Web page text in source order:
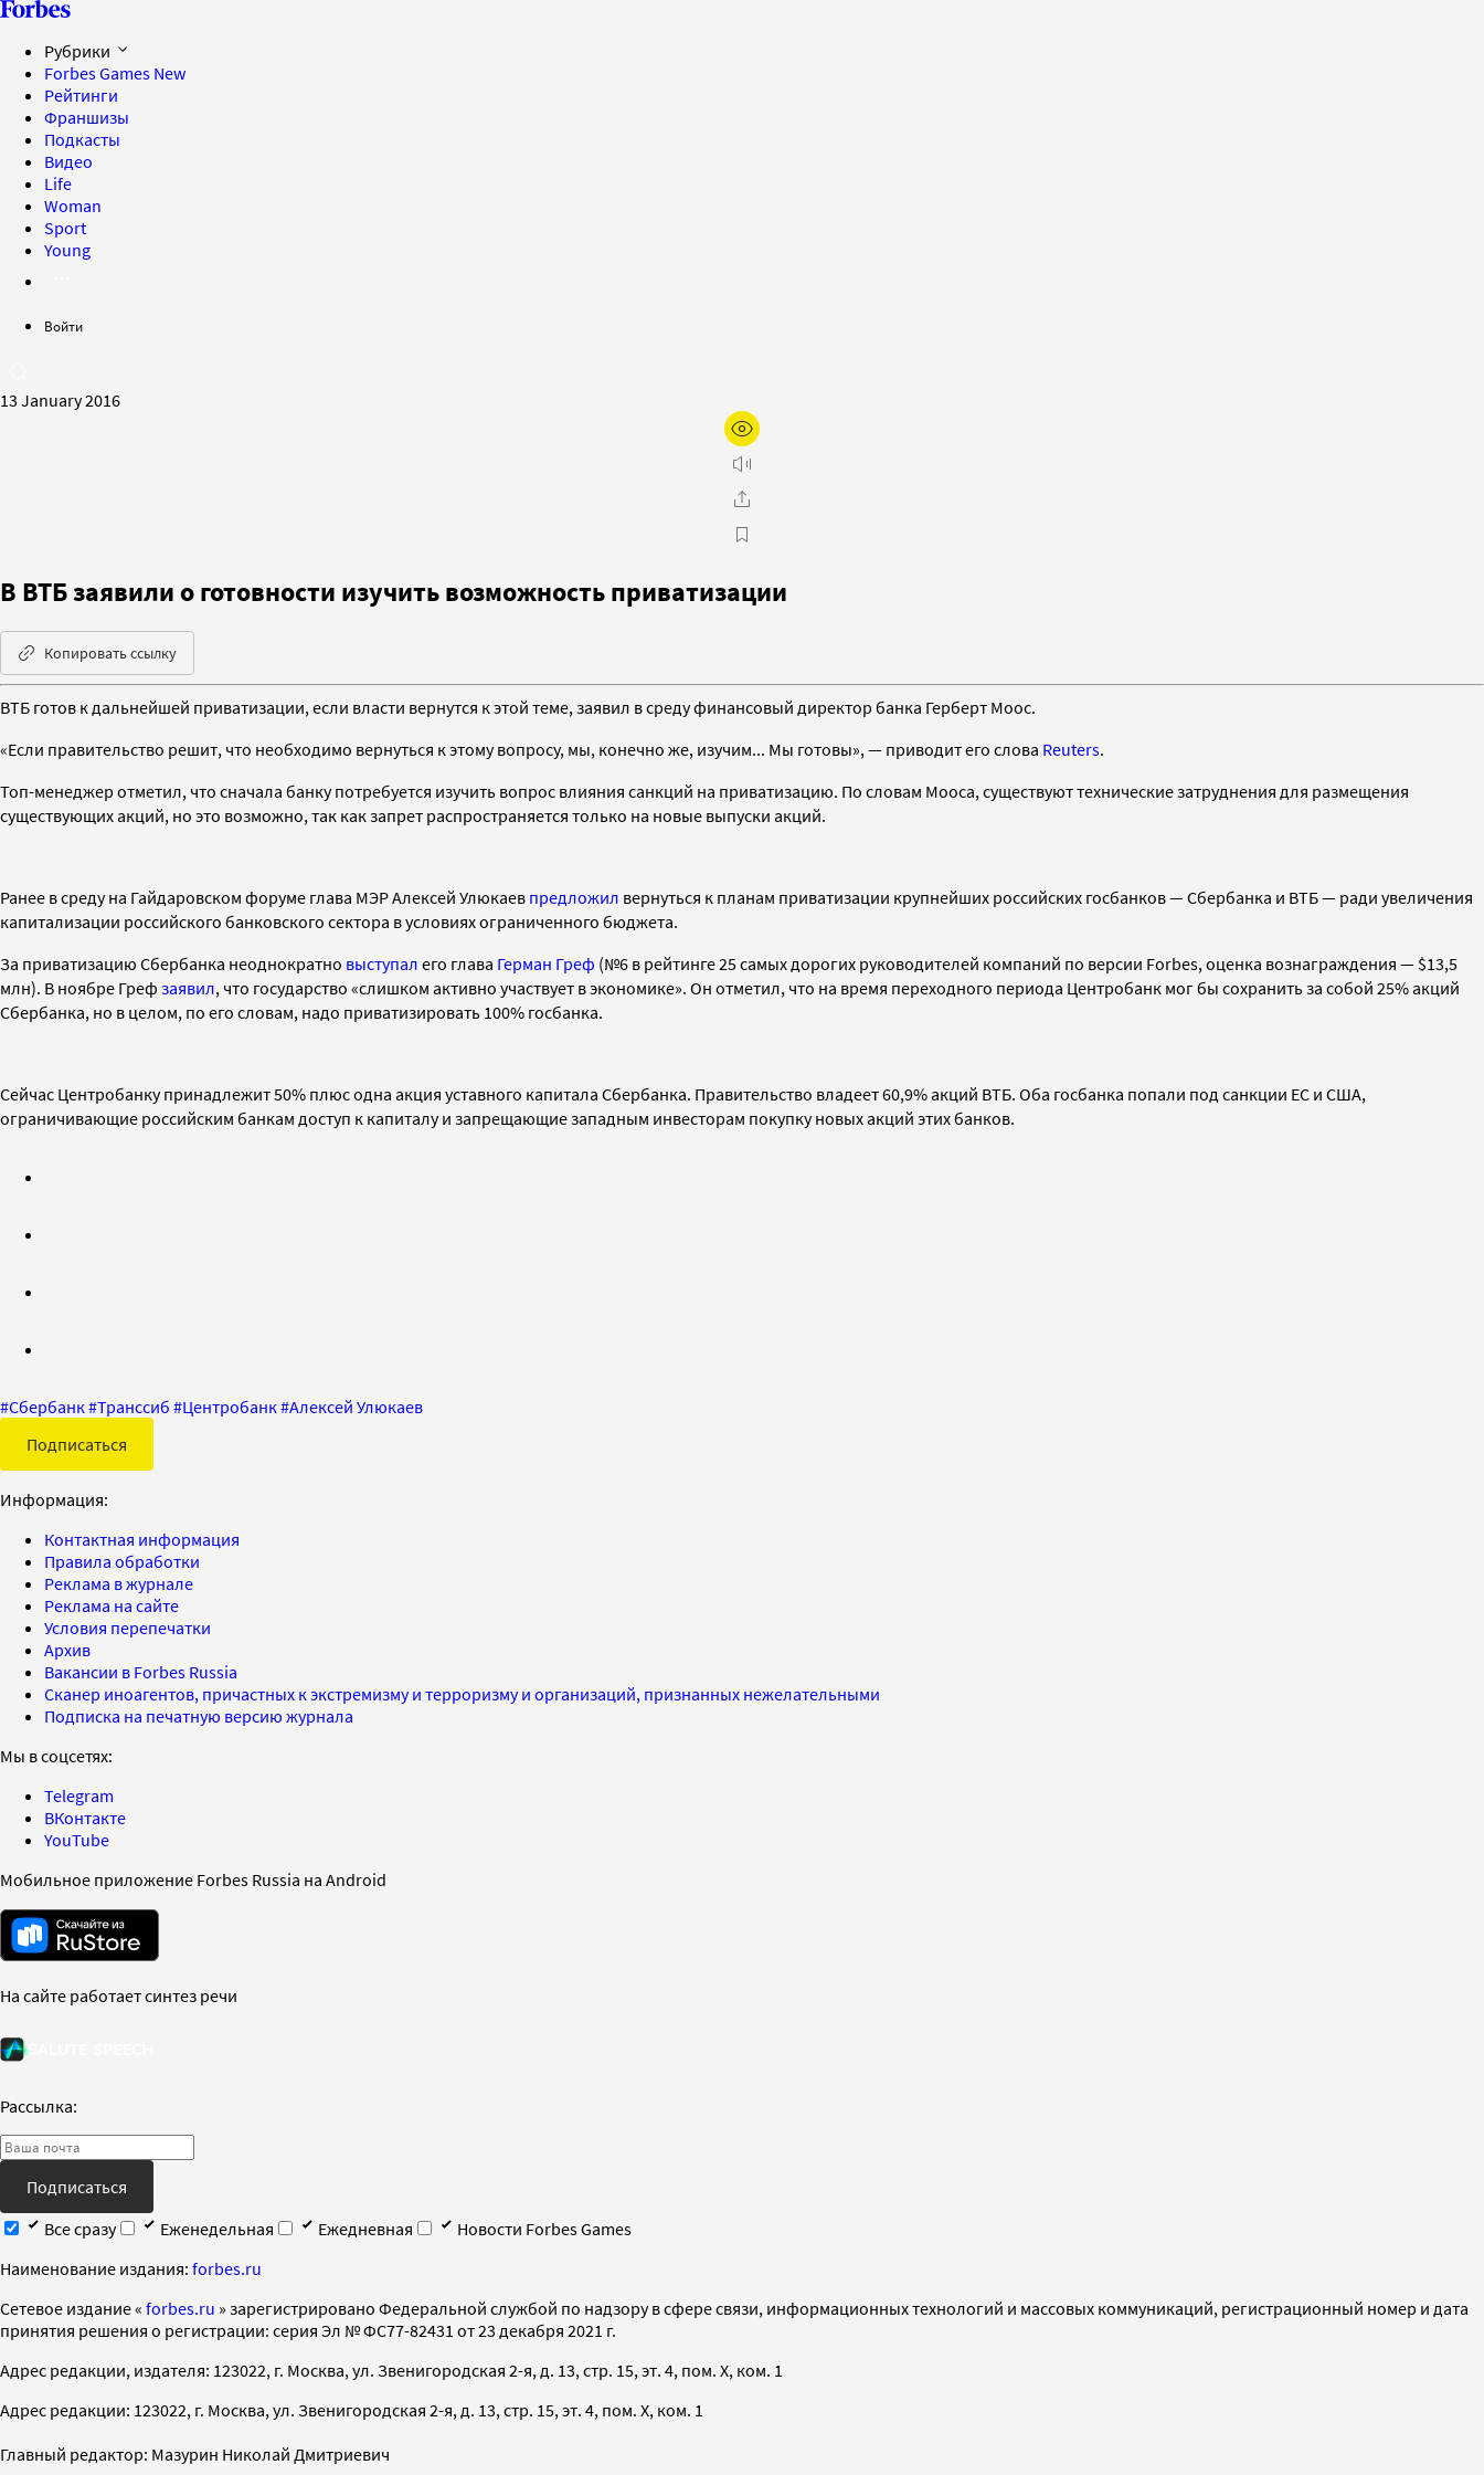
Рубрики
Forbes Games New
Рейтинги
Франшизы
Подкасты
Видео
Life
Woman
Sport
Young
Войти
13 January 2016
В ВТБ заявили о готовности изучить возможность приватизации
Копировать ссылку
ВТБ готов к дальнейшей приватизации, если власти вернутся к этой теме, заявил в среду финансовый директор банка Герберт Моос.
«Если правительство решит, что необходимо вернуться к этому вопросу, мы, конечно же, изучим... Мы готовы», — приводит его слова Reuters.
Топ-менеджер отметил, что сначала банку потребуется изучить вопрос влияния санкций на приватизацию. По словам Мооса, существуют технические затруднения для размещения
существующих акций, но это возможно, так как запрет распространяется только на новые выпуски акций.
Ранее в среду на Гайдаровском форуме глава МЭР Алексей Улюкаев предложил вернуться к планам приватизации крупнейших российских госбанков—Сбербанка и ВТБ— ради увеличения
капитализации российского банковского сектора в условиях ограниченного бюджета.
За приватизацию Сбербанка неоднократно выступал его глава Герман Греф (№6 в рейтинге 25 самых дорогих руководителей компаний по версии Forbes, оценка вознаграждения — $13,5
млн). В ноябре Греф заявил, что государство «слишком активно участвует в экономике». Он отметил, что на время переходного периода Центробанк мог бы сохранить за собой 25% акций
Сбербанка, но в целом, по его словам, надо приватизировать 100% госбанка.
Сейчас Центробанку принадлежит 50% плюс одна акция уставного капитала Сбербанка. Правительство владеет 60,9% акций ВТБ. Оба госбанка попали под санкции ЕС и США,
ограничивающие российским банкам доступ к капиталу и запрещающие западным инвесторам покупку новых акций этих банков.
#Сбербанк#Транссиб #Центробанк#Алексей Улюкаев
Подписаться
Информация:
Контактная информация
Правила обработки
Реклама в журнале
Реклама на сайте
Условия перепечатки
Архив
Вакансии в Forbes Russia
Сканер иноагентов, причастных к экстремизму и терроризму и организаций, признанных нежелательными
Подписка на печатную версию журнала
Мы в соцсетях:
Telegram
ВКонтакте
YouTube
Мобильное приложение Forbes Russia на Android
На сайте работает синтез речи
Рассылка:
Подписаться
Все сразу
Еженедельная Ежедневная
Новости Forbes Games
Наименование издания: forbes.ru
Cетевое издание « forbes.ru » зарегистрировано Федеральной службой по надзору в сфере связи, информационных технологий и массовых коммуникаций, регистрационный номер и дата
принятия решения о регистрации: серия Эл № ФС77-82431 от 23 декабря 2021 г.
Адрес редакции, издателя: 123022, г. Москва, ул. Звенигородская 2-я, д. 13, стр. 15, эт. 4, пом. X, ком. 1
Адрес редакции: 123022, г. Москва, ул. Звенигородская 2-я, д. 13, стр. 15, эт. 4, пом. X, ком. 1
Главный редактор: Мазурин Николай Дмитриевич